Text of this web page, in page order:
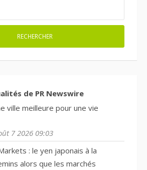
de PR Newswire
ville meilleure pour une vie
7 2026 09:03
: le yen japonais à la
alors que les marchés